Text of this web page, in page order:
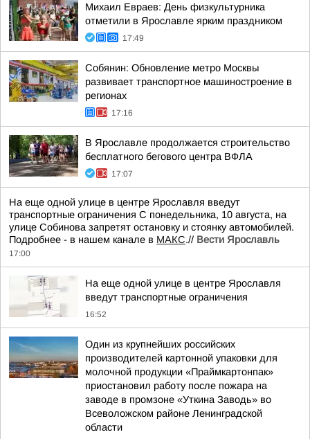
Михаил Евраев: День физкультурника
отметили в Ярославле ярким праздником
17:49
Собянин: Обновление метро Москвы
развивает транспортное машиностроение в
регионах
17:16
В Ярославле продолжается строительство
бесплатного бегового центра ВФЛА
17:07
На еще одной улице в центре Ярославля введут
транспортные ограничения С понедельника, 10 августа, на
улице Собинова запретят остановку и стоянку автомобилей.
Подробнее - в нашем канале в МАКС.// Вести Ярославль
17:00
На еще одной улице в центре Ярославля
введут транспортные ограничения
16:52
Один из крупнейших российских
производителей картонной упаковки для
молочной продукции «Праймкартонпак»
приостановил работу после пожара на
заводе в промзоне «Уткина Заводь» во
Всеволожском районе Ленинградской
области